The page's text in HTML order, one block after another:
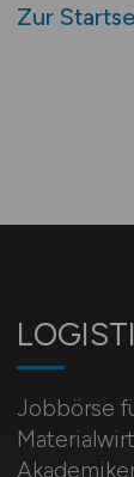
Zur
Jobbörse